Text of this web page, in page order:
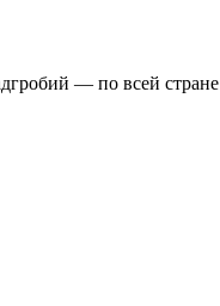
— по всей стране